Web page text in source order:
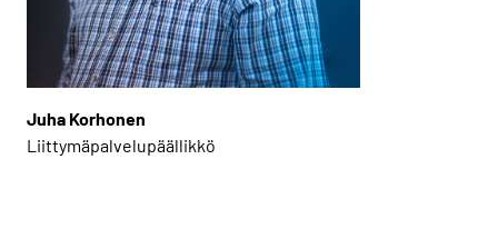
Juha Korhonen
Liittymäpalvelupäällikkö